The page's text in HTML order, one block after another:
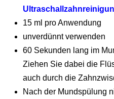
15 ml pro Anwendung
unverdünnt verwenden
60 Sekunden lang im
Ziehen Sie dabei die
auch durch die
Nach der Mundspülung